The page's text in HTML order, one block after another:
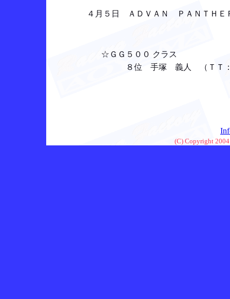
４月５日 ＡＤＶＡＮ ＰＡＮＴＨＥ
☆ＧＧ５００ クラス
８位 手塚 義人 （ＴＴ：
(C) Copyright